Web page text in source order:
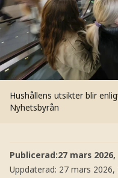
Hushållens utsikter blir
Nyhetsbyrån
Publicerad:27 mars 2026,
Uppdaterad: 27 mars 2026,